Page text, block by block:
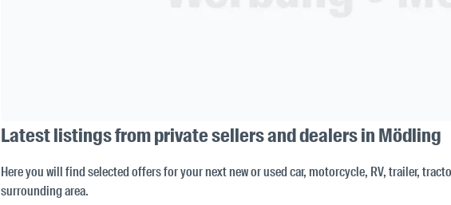
Latest listings from private sellers and dealers in Mödling
Here you will find selected offers for your next new or used car, motorcycle, RV, trailer,
surrounding area.